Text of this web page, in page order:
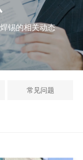
锡的相关动态
常见问题